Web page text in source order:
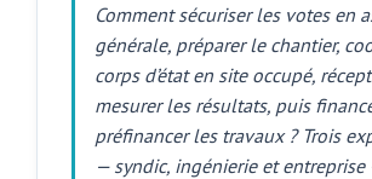
Comment sécuriser les votes en
générale, préparer le chantier,
corps d’état en site occupé,
mesurer les résultats, puis
préfinancer les travaux ? Trois
— syndic, ingénierie et